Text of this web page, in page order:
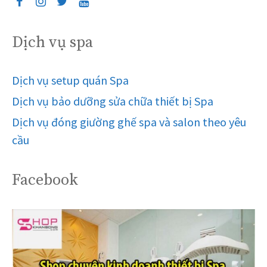
Dịch vụ spa
Dịch vụ setup quán Spa
Dịch vụ bảo dưỡng sửa chữa thiết bị Spa
Dịch vụ đóng giường ghế spa và salon theo yêu
cầu
Facebook